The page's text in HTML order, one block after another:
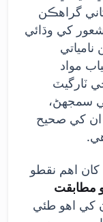
گراهڪن
کي وڌائي
مواد
ٽارگيٽ
سمجهڻ،
ان کي صحيح
اهم نقطو
مطابقت
کي اهو طئي